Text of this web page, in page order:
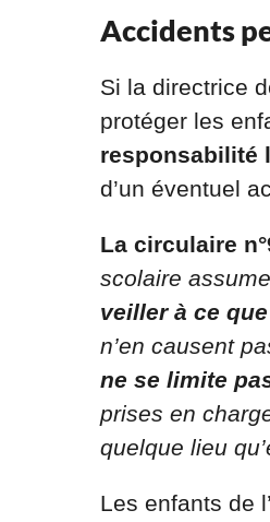
Accidents
Si la directrice
protéger les
responsabilité
d’un éventuel
La circulaire
scolaire
veiller à ce
n’en causent
ne se limite
prises en
quelque lieu
Les enfants de